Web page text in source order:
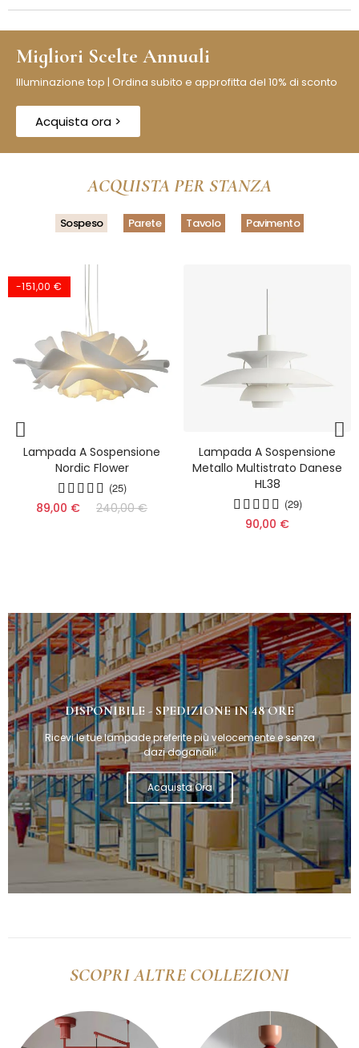
Migliori Scelte Annuali
Illuminazione top | Ordina subito e approfitta del 10% di sconto
Acquista ora >
ACQUISTA PER STANZA
Sospeso Parete Tavolo Pavimento
Lampada A Sospensione
Metallo Multistrato Danese
HL38
(29)
Nuovo Stile Moda Uccello
Lampadario Lungo HL742
209,00 € 299,00 €
DISPONIBILE - SPEDIZIONE IN 48 ORE
Ricevi le tue lampade preferite più velocemente e senza
dazi doganali!
Acquista Ora
SCOPRI ALTRE COLLEZIONI